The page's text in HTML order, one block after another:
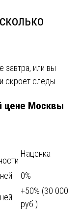
завтра, или вы
скроет следы.
цене Москвы
Наценка
0%
+50% (30 000
руб.)